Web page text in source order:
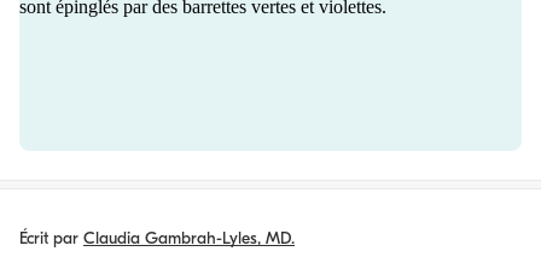
Écrit par Claudia Gambrah-Lyles, MD.